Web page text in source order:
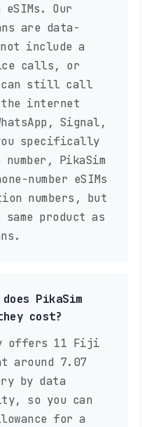
Our
are data-
include a
calls, or
can still call
the internet
Signal,
specifically
PikaSim
number eSIMs
numbers, but
product as
PikaSim
cost?
offers 11 Fiji
around 7.07
by data
so you can
for a